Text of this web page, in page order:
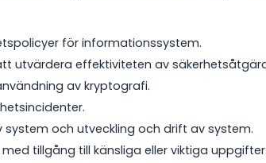
för informationssystem.
utvärdera effektiviteten av
av kryptografi.
system och utveckling och drift av system.
tillgång till känsliga eller viktiga uppgifter.